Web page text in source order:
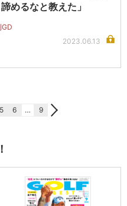
めるなと教えた」
2023.06.13
5 6 … 9